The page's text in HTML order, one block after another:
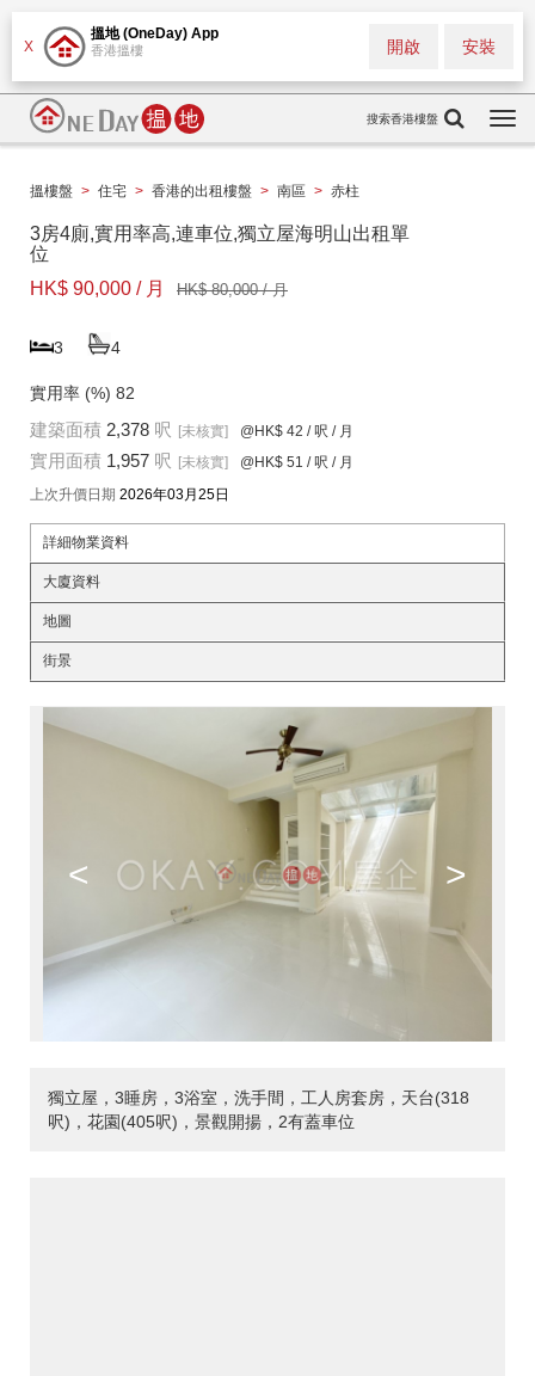
X
搵地 (OneDay) App
香港搵樓 安裝
開啟
搜索香港樓盤
搵樓盤 > 住宅 > 香港的出租樓盤 > 南區 > 赤柱
3房4廁,實用率高,連車位,獨立屋海明山出租單
位
HK$ 90,000 / 月
HK$ 80,000 / 月
3 4
實用率 (%) 82
建築面積 2,378 呎 [未核實] @HK$ 42 / 呎 / 月
實用面積 1,957 呎 [未核實] @HK$ 51 / 呎 / 月
上次升價日期 2026年03月25日
詳細物業資料
大廈資料
地圖
街景
< >
獨立屋，3睡房，3浴室，洗手間，工人房套房，天台(318
呎)，花園(405呎)，景觀開揚，2有蓋車位